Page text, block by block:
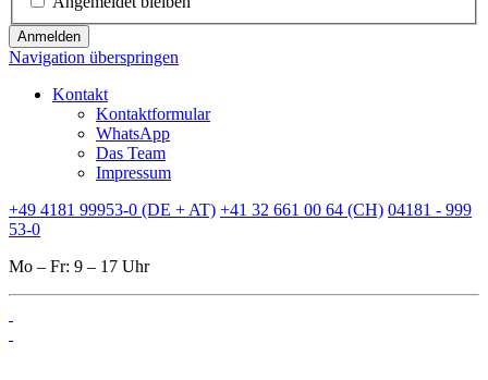
Anmelden
Navigation überspringen
Kontakt
Kontaktformular
WhatsApp
Das Team
Impressum
+49 4181 99953-0 (DE + AT) +41 32 661 00 64 (CH) 04181 - 999
53-0
Mo – Fr: 9 – 17 Uhr